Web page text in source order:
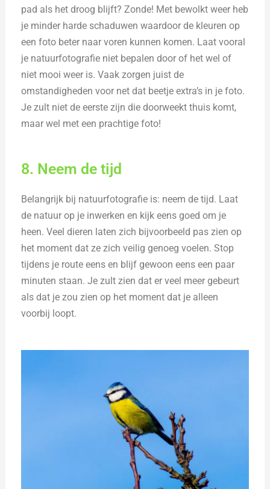
pad als het droog blijft? Zonde! Met bewolkt weer heb
je minder harde schaduwen waardoor de kleuren op
een foto beter naar voren kunnen komen. Laat vooral
je natuurfotografie niet bepalen door of het wel of
niet mooi weer is. Vaak zorgen juist de
omstandigheden voor net dat beetje extra’s in je foto.
Je zult niet de eerste zijn die doorweekt thuis komt,
maar wel met een prachtige foto!
8. Neem de tijd
Belangrijk bij natuurfotografie is: neem de tijd. Laat
de natuur op je inwerken en kijk eens goed om je
heen. Veel dieren laten zich bijvoorbeeld pas zien op
het moment dat ze zich veilig genoeg voelen. Stop
tijdens je route eens en blijf gewoon eens een paar
minuten staan. Je zult zien dat er veel meer gebeurt
als dat je zou zien op het moment dat je alleen
voorbij loopt.